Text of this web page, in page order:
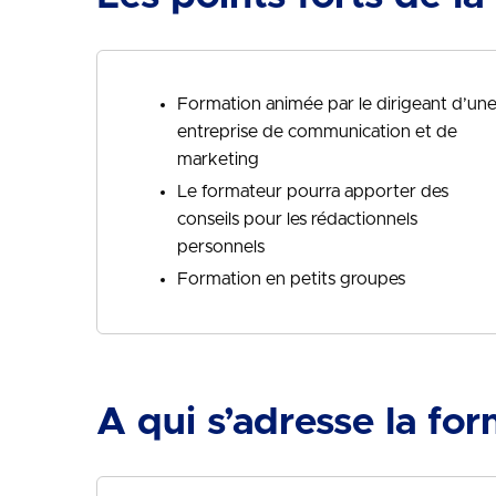
Formation animée par le dirigeant d’une
entreprise de communication et de
marketing
Le formateur pourra apporter des
conseils pour les rédactionnels
personnels
Formation en petits groupes
A qui s’adresse la